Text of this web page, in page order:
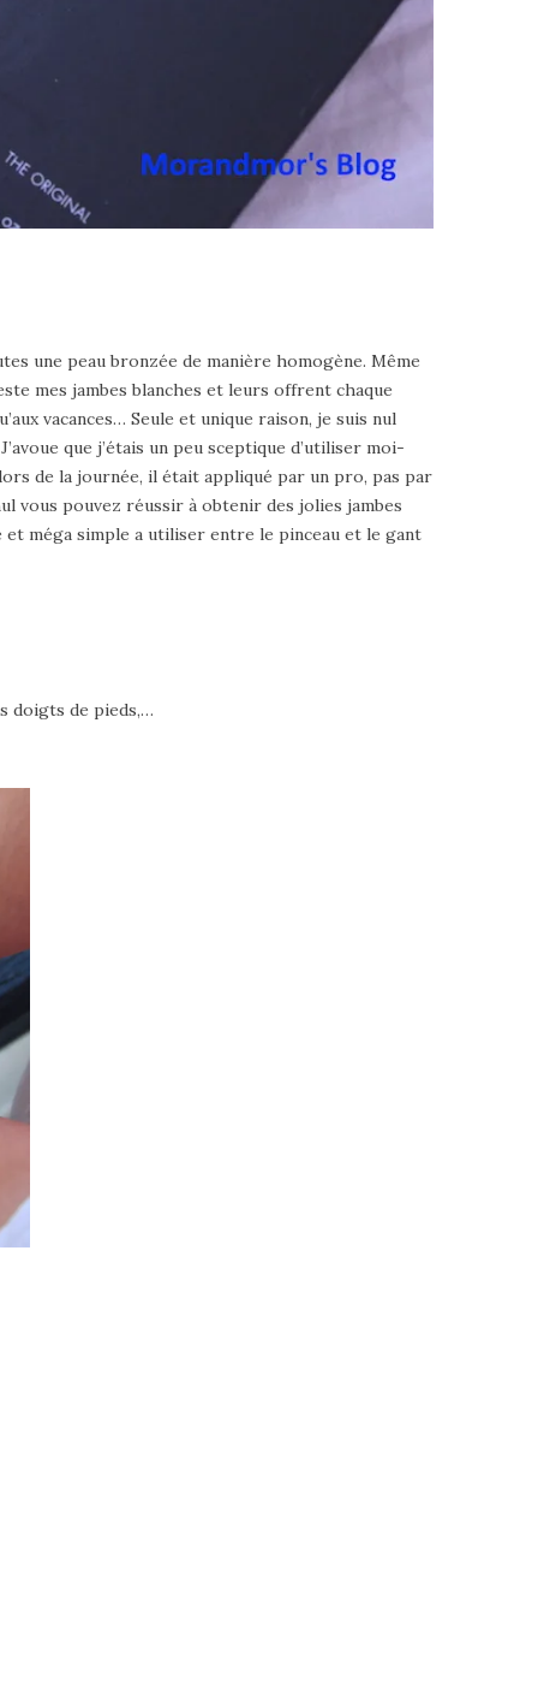
une peau bronzée de manière homogène. Même
mes jambes blanches et leurs offrent chaque
vacances… Seule et unique raison, je suis nul
que j’étais un peu sceptique d’utiliser moi-
de la journée, il était appliqué par un pro, pas par
vous pouvez réussir à obtenir des jolies jambes
méga simple a utiliser entre le pinceau et le gant
doigts de pieds,…